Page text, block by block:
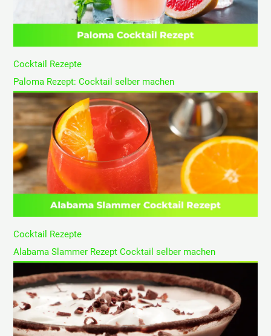
Cocktail Rezepte
Paloma Rezept: Cocktail selber machen
Cocktail Rezepte
Alabama Slammer Rezept Cocktail selber machen